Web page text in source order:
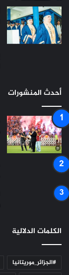
أحدث المنشورات
الكلمات الدلالية
#الجزائر_موريتانيا